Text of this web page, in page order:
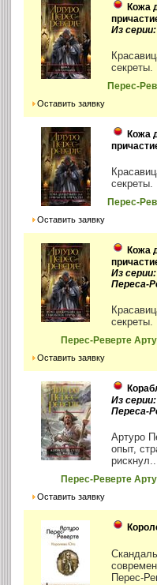
Кожа
Из
секреты.
Перес-
Оставить заявку
Кожа
секреты.
Перес-
Оставить заявку
Кожа
Из
Переса-
секреты.
Перес-Реверте
Оставить заявку
Из
Переса-
Артуро
опыт,
Перес-Реверте
Оставить заявку
Перес-